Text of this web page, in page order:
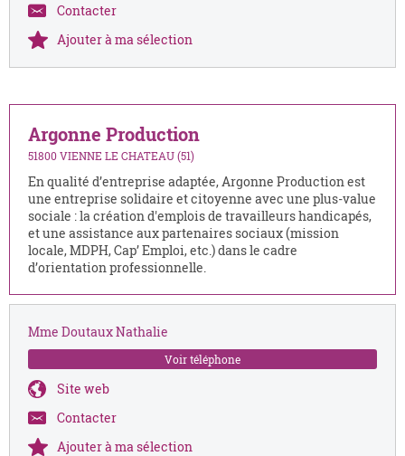
Contacter
Ajouter à ma sélection
Argonne Production
51800 VIENNE LE CHATEAU (51)
En qualité d’entreprise adaptée, Argonne Production est
une entreprise solidaire et citoyenne avec une plus-value
sociale : la création d'emplois de travailleurs handicapés,
et une assistance aux partenaires sociaux (mission
locale, MDPH, Cap’ Emploi, etc.) dans le cadre
d’orientation professionnelle.
Mme Doutaux Nathalie
Voir téléphone
Site web
Contacter
Ajouter à ma sélection